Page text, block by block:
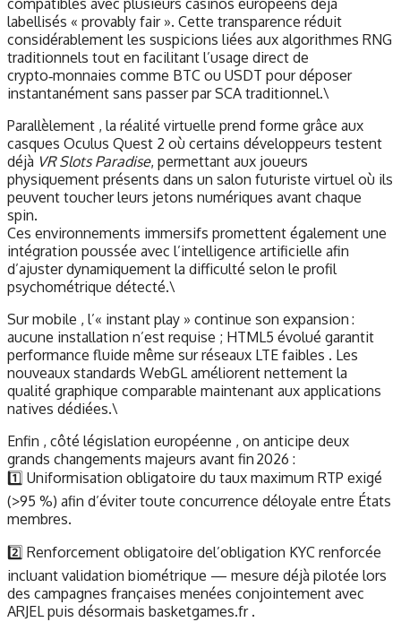
labellisés « provably fair ». Cette transparence réduit
considérablement les suspicions liées aux algorithmes RNG
traditionnels tout en facilitant l’usage direct de
crypto‑monnaies comme BTC ou USDT pour déposer
instantanément sans passer par SCA traditionnel.\
Parallèlement , la réalité virtuelle prend forme grâce aux
casques Oculus Quest 2 où certains développeurs testent
déjà VR Slots Paradise, permettant aux joueurs
physiquement présents dans un salon futuriste virtuel où ils
peuvent toucher leurs jetons numériques avant chaque
spin.
Ces environnements immersifs promettent également une
intégration poussée avec l’intelligence artificielle afin
d’ajuster dynamiquement la difficulté selon le profil
psychométrique détecté.\
Sur mobile , l’« instant play » continue son expansion :
aucune installation n’est requise ; HTML5 évolué garantit
performance fluide même sur réseaux LTE faibles . Les
nouveaux standards WebGL améliorent nettement la
qualité graphique comparable maintenant aux applications
natives dédiées.\
Enfin , côté législation européenne , on anticipe deux
grands changements majeurs avant fin 2026 :
1️⃣ Uniformisation obligatoire du taux maximum RTP exigé
(>95 %) afin d’éviter toute concurrence déloyale entre États
membres.
2️⃣ Renforcement obligatoire del’obligation KYC renforcée
incluant validation biométrique — mesure déjà pilotée lors
des campagnes françaises menées conjointement avec
ARJEL puis désormais basketgames.fr .